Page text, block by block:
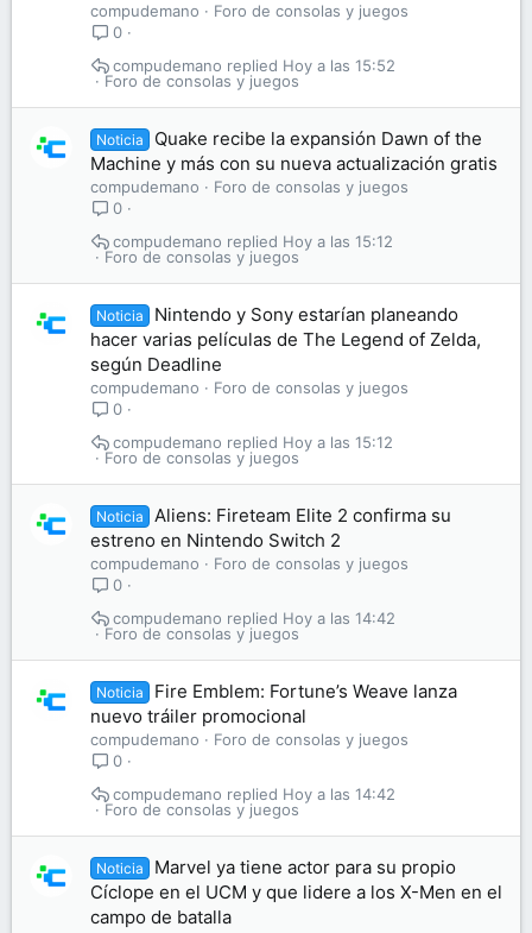
compudemano
Foro de consolas y juegos
0
Foro de consolas y juegos
Hoy a las 15:52
compudemano
Noticia
Quake recibe la expansión Dawn of the
Machine y más con su nueva actualización gratis
compudemano
Foro de consolas y juegos
0
Foro de consolas y juegos
Hoy a las 15:12
compudemano
Noticia
Nintendo y Sony estarían planeando
hacer varias películas de The Legend of Zelda,
según Deadline
compudemano
Foro de consolas y juegos
0
Foro de consolas y juegos
Hoy a las 15:12
compudemano
Noticia
Aliens: Fireteam Elite 2 confirma su
estreno en Nintendo Switch 2
compudemano
Foro de consolas y juegos
0
Foro de consolas y juegos
Hoy a las 14:42
compudemano
Noticia
Fire Emblem: Fortune’s Weave lanza
nuevo tráiler promocional
compudemano
Foro de consolas y juegos
0
Foro de consolas y juegos
Hoy a las 14:42
compudemano
Noticia
Marvel ya tiene actor para su propio
Cíclope en el UCM y que lidere a los X-Men en el
campo de batalla